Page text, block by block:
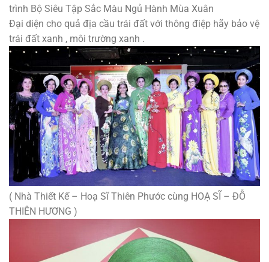
trình Bộ Siêu Tập Sắc Màu Ngủ Hành Mùa Xuân
Đại diện cho quả địa cầu trái đất với thông điệp hãy bảo vệ
trái đất xanh , môi trường xanh .
( Nhà Thiết Kế – Hoạ Sĩ Thiên Phước cùng HOẠ SĨ – ĐỖ
THIÊN HƯƠNG )